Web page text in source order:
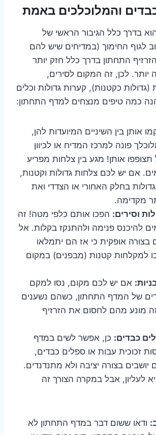
והמלוכלכים באמת
בדרך כלל הגיבור הראשי של
לגוף החימוך (במדיחים שיש להם
התחתון בדרך כלל חזק יותר
יותר. לכן, זה המקום לסירים,
כקטנות), קערות גדולות וכלים
כמה טיפים מנצחים למדף התחתון:
אותן בין השיניים המיועדות להן,
פונה למרכז המדיח או לכיוון
תצופפו אותן! מגע בין צלחות מפריע
אם יש לכם צלחות גדולות וקטנות,
בחלק האחורי או הצדדי ואת
מקדימה.
וסירים: הפכו אותם כלפי מטה! זה
להיכנס פנימה ולהתנקז בקלות. אל
בצורה אופקית כי אז הם יתמלאו
למקלחות קטנות (מבפנים) במקום
אם יש לכם מקום, נסו למקם
של המדף התחתון, כשהם נשענים
מונע מהם לחסום את הזרזיף
כבדים: כן, אפשר לשים במדף
זכוכית עבות או ספלים כבדים,
בצורה יציבה ולא מתנדנדים.
לעליון, אבל במקרה הצורך זה
ודאו ששום דבר במדף התחתון לא